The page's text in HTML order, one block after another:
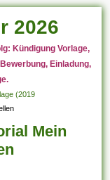
2026
Kündigung Vorlage,
Einladung,
(2019
Mein